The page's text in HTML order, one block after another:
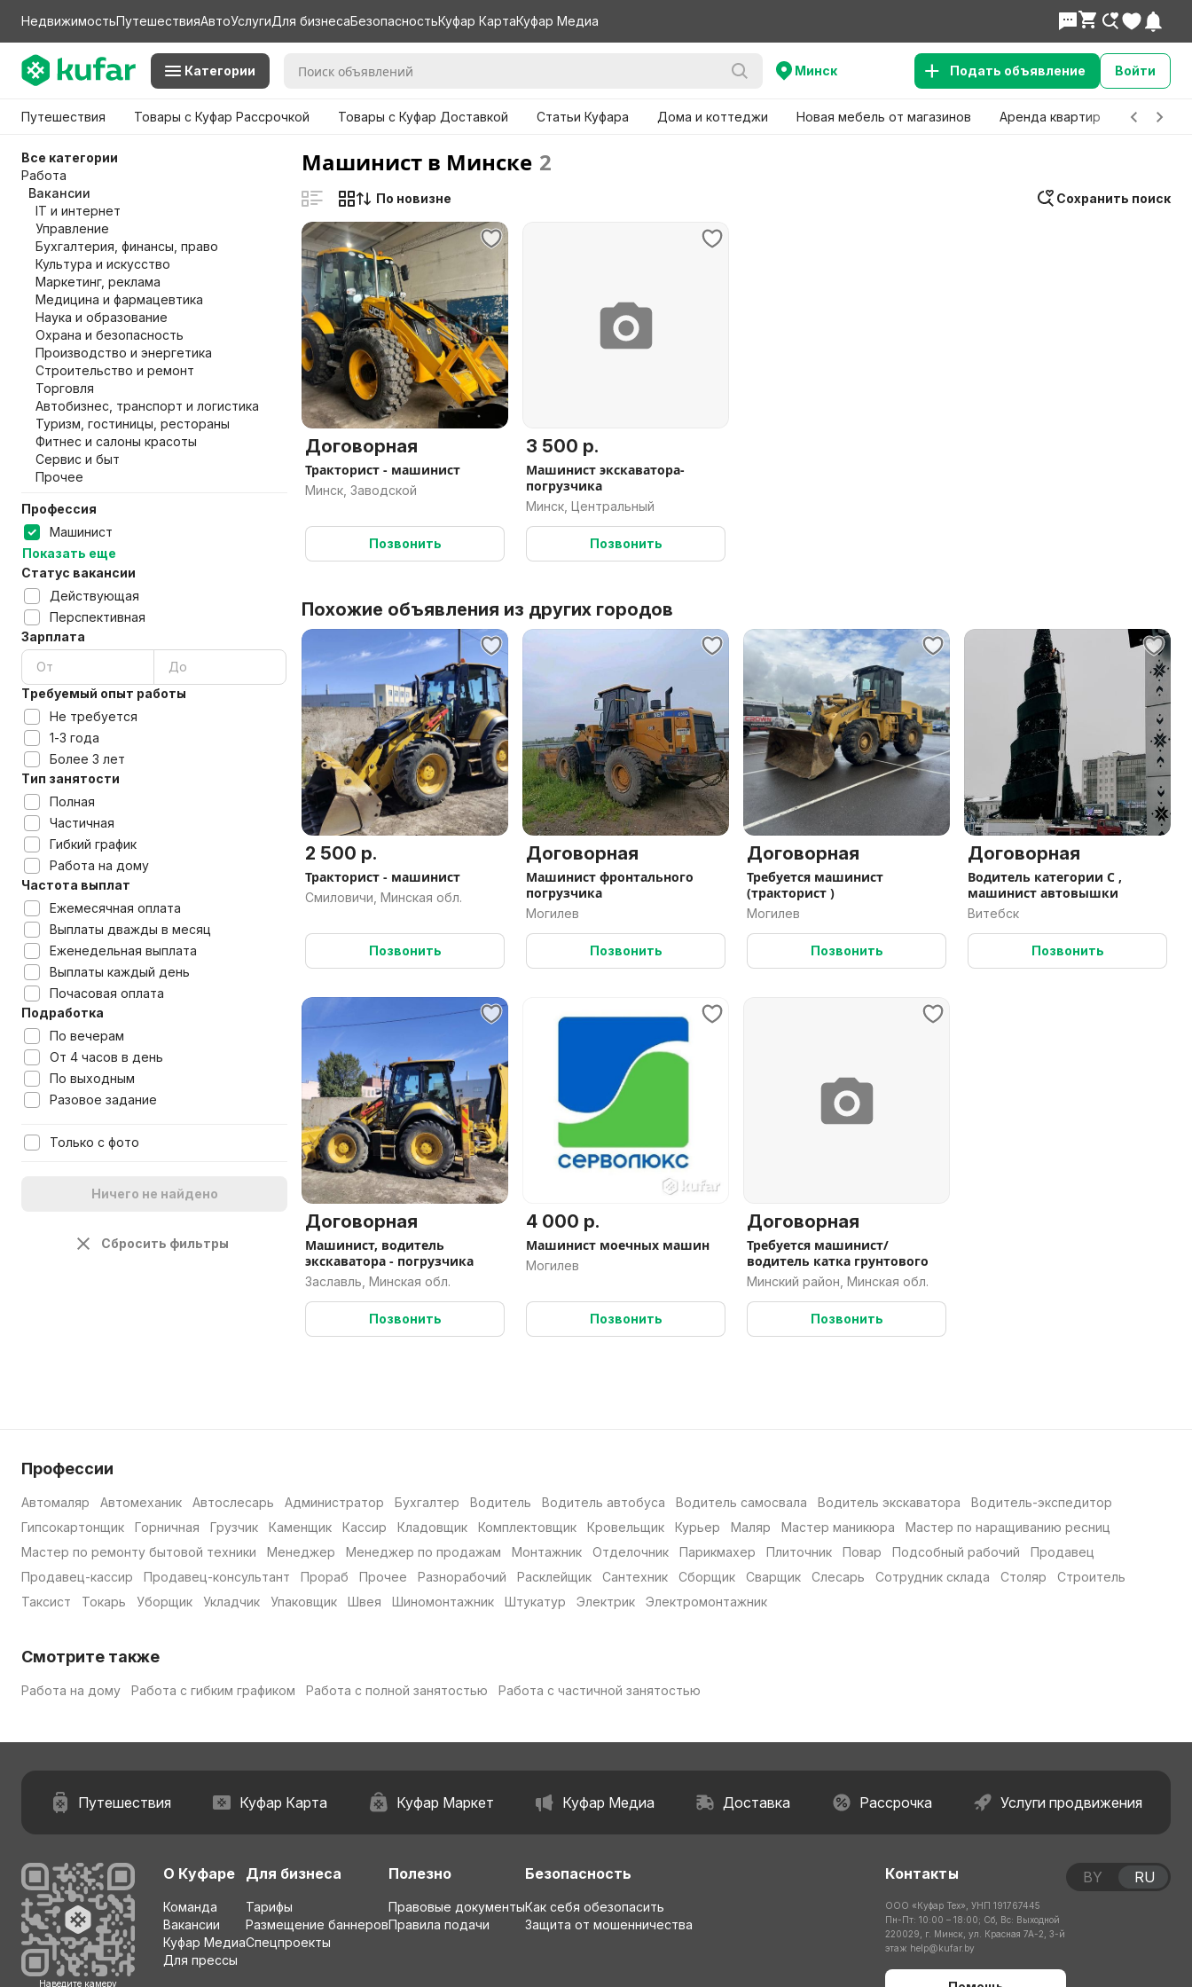
НедвижимостьПутешествияАвтоУслугиДля бизнесаБезопасностьКуфар КартаКуфар Медиа
Категории Минск Подать объявление Войти
Путешествия Товары с Куфар Рассрочкой Товары с Куфар Доставкой Статьи Куфара Дома и коттеджи Новая мебель от магазинов Аренда квартир Детские
Все категории
Работа
Вакансии
IT и интернет
Управление
Бухгалтерия, финансы, право
Культура и искусство
Маркетинг, реклама
Медицина и фармацевтика
Наука и образование
Охрана и безопасность
Производство и энергетика
Строительство и ремонт
Торговля
Автобизнес, транспорт и логистика
Туризм, гостиницы, рестораны
Фитнес и салоны красоты
Сервис и быт
Прочее
Профессия
Машинист
Показать еще
Статус вакансии
Действующая
Перспективная
Зарплата
Требуемый опыт работы
Не требуется
1-3 года
Более 3 лет
Тип занятости
Полная
Частичная
Гибкий график
Работа на дому
Частота выплат
Ежемесячная оплата
Выплаты дважды в месяц
Еженедельная выплата
Выплаты каждый день
Почасовая оплата
Подработка
По вечерам
От 4 часов в день
По выходным
Разовое задание
Только с фото
Ничего не найдено
Сбросить фильтры
Машинист в Минске 2
Сохранить поиск
По новизне
Договорная
Тракторист - машинист
Минск, Заводской
Позвонить
3 500 р.
Машинист экскаватора-
погрузчика
Минск, Центральный
Позвонить
Похожие объявления из других городов
2 500 р.
Тракторист - машинист
Смиловичи, Минская обл.
Позвонить
Договорная
Машинист фронтального
погрузчика
Могилев
Позвонить
Договорная
Требуется машинист
(тракторист )
Могилев
Позвонить
Договорная
Водитель категории С ,
машинист автовышки
Витебск
Позвонить
Договорная
Машинист, водитель
экскаватора - погрузчика
Заславль, Минская обл.
Позвонить
4 000 р.
Машинист моечных машин
Могилев
Позвонить
Договорная
Требуется машинист/
водитель катка грунтового
Минский район, Минская обл.
Позвонить
Профессии
Автомаляр Автомеханик Автослесарь Администратор Бухгалтер Водитель Водитель автобуса Водитель самосвала Водитель экскаватора
Водитель-экспедитор
Гипсокартонщик
Горничная Грузчик Каменщик Кассир Кладовщик Комплектовщик Кровельщик Курьер Маляр Мастер маникюра
Мастер по наращиванию ресниц
Мастер по ремонту бытовой техники
Менеджер Менеджер по продажам Монтажник Отделочник Парикмахер Плиточник Повар Подсобный рабочий
Продавец
Продавец-кассир
Продавец-консультант Прораб Прочее Разнорабочий Расклейщик Сантехник Сборщик Сварщик Слесарь Сотрудник склада Столяр
Строитель
Таксист
Токарь Уборщик Укладчик Упаковщик Швея Шиномонтажник Штукатур Электрик Электромонтажник
Смотрите также
Работа на дому Работа с гибким графиком Работа с полной занятостью Работа с частичной занятостью
Путешествия Куфар Карта Куфар Маркет Куфар Медиа Доставка Рассрочка Услуги продвижения
Наведите камеру
О Куфаре
Команда
Вакансии
Куфар Медиа
Для прессы
Для бизнеса
Тарифы
Размещение баннеров
Спецпроекты
Полезно
Правовые документы
Правила подачи
Безопасность
Как себя обезопасить
Защита от мошенничества
Контакты
ООО «Куфар Тех», УНП 191767445
Пн-Пт: 10:00 – 18:00; Сб, Вс: Выходной
220029, г. Минск, ул. Красная 7А-2, 3-й
этаж help@kufar.by
BY RU